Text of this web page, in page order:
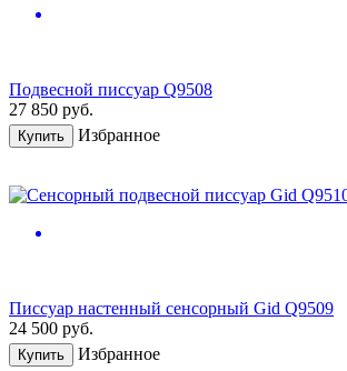
Подвесной писсуар Q9508
27 850 руб.
Купить Избранное
Писсуар настенный сенсорный Gid Q9509
24 500 руб.
Купить Избранное